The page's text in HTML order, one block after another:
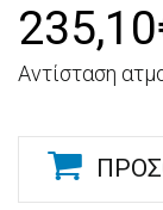
Αντίσταση